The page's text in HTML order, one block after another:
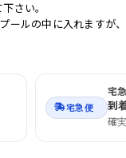
さい。
ールの中に入れますが
宅急便
宅
到
確